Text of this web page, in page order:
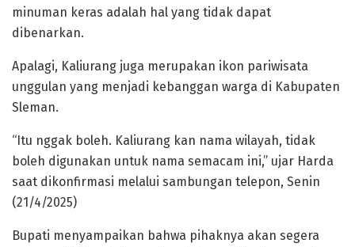
minuman keras adalah hal yang tidak dapat
dibenarkan.
Apalagi, Kaliurang juga merupakan ikon pariwisata
unggulan yang menjadi kebanggan warga di Kabupaten
Sleman.
“Itu nggak boleh. Kaliurang kan nama wilayah, tidak
boleh digunakan untuk nama semacam ini,” ujar Harda
saat dikonfirmasi melalui sambungan telepon, Senin
(21/4/2025)
Bupati menyampaikan bahwa pihaknya akan segera